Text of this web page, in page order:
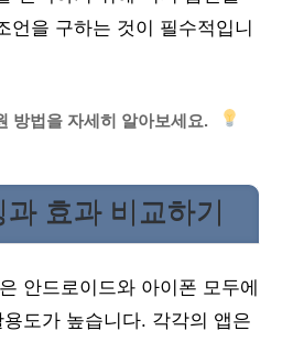
언을 구하는 것이 필수적입니
방법을 자세히 알아보세요.
효과 비교하기
안드로이드와 아이폰 모두에
도가 높습니다. 각각의 앱은